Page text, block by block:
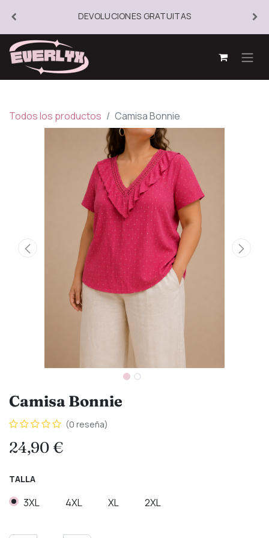
DEVOLUCIONES GRATUITAS
Todos los productos Camisa Bonnie
Camisa Bonnie
(0 reseña)
24,90€
TALLA
3XL 4XL XL 2XL